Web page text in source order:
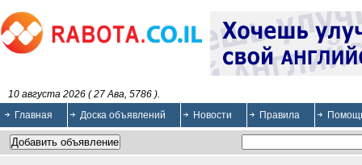
10 августа 2026 ( 27 Ава, 5786 ).
Главная
Доска объявлений Новости Правила